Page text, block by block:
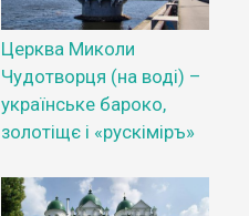
Церква Миколи
Чудотворця (на воді) –
українське бароко,
золотіщє і «рускіміръ»